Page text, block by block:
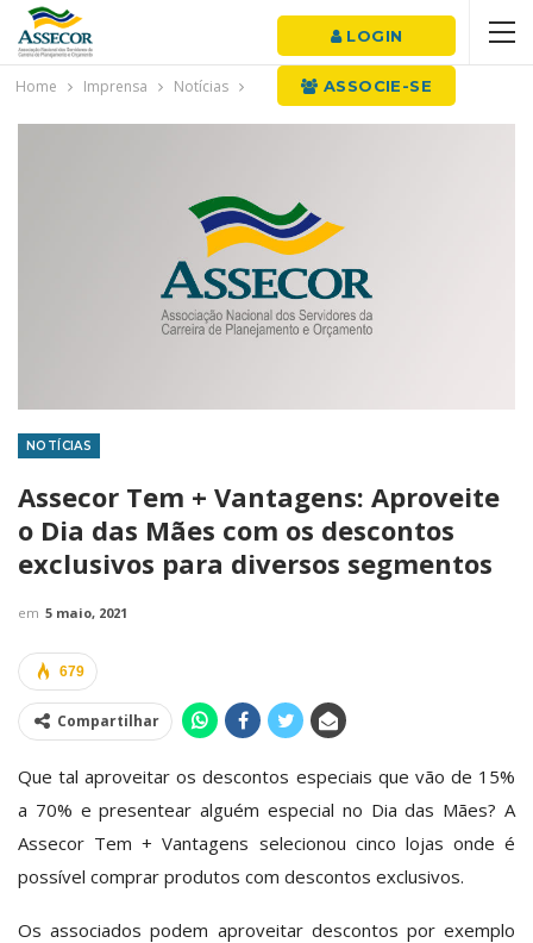
LOGIN
ASSOCIE-SE
Home Imprensa Notícias
NOTÍCIAS
Assecor Tem + Vantagens: Aproveite
o Dia das Mães com os descontos
exclusivos para diversos segmentos
em 5 maio, 2021
679
Compartilhar
Que tal aproveitar os descontos especiais que vão de 15%
a 70% e presentear alguém especial no Dia das Mães? A
Assecor Tem + Vantagens selecionou cinco lojas onde é
possível comprar produtos com descontos exclusivos.
Os associados podem aproveitar descontos por exemplo